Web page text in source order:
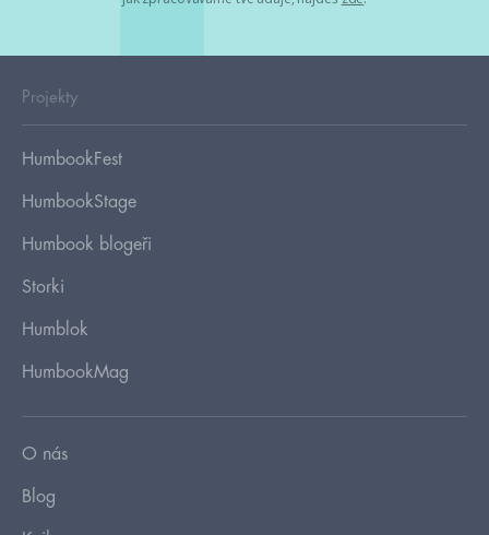
Projekty
HumbookFest
HumbookStage
Humbook blogeři
Storki
Humblok
HumbookMag
O nás
Blog